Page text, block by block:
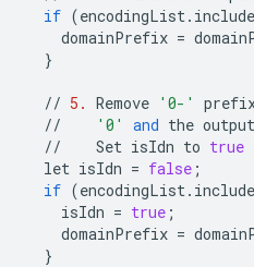
if (encodingList.
domainPrefix =
}
// 5. Remove '0-'
//
'0' and the output
//
Set isIdn to true
let isIdn = false ;
if (encodingList.
isIdn = true ;
domainPrefix =
}